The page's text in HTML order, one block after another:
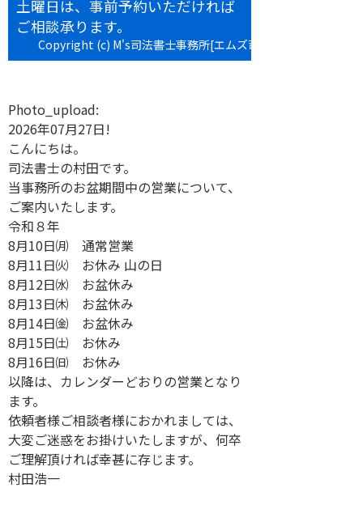
土曜日は、事前予約いただければ
ご相談承ります。
Copyright (c) M's司法書士事務所[エムズ司法書士事務所] All
Photo_upload:
2026年07月27日!
こんにちは。
司法書士の村田です。
当事務所のお盆期間中の営業について、
ご案内いたします。
令和８年
8月10日㈪ 通常営業
8月11日㈫ お休み 山の日
8月12日㈬ お盆休み
8月13日㈭ お盆休み
8月14日㈮ お盆休み
8月15日㈯ お休み
8月16日㈰ お休み
以降は、カレンダーどおりの営業となり
ます。
依頼者様ご相談者様におかれましては、
大変ご迷惑をお掛けいたしますが、何卒
ご理解頂ければ幸甚に存じます。
村田浩一